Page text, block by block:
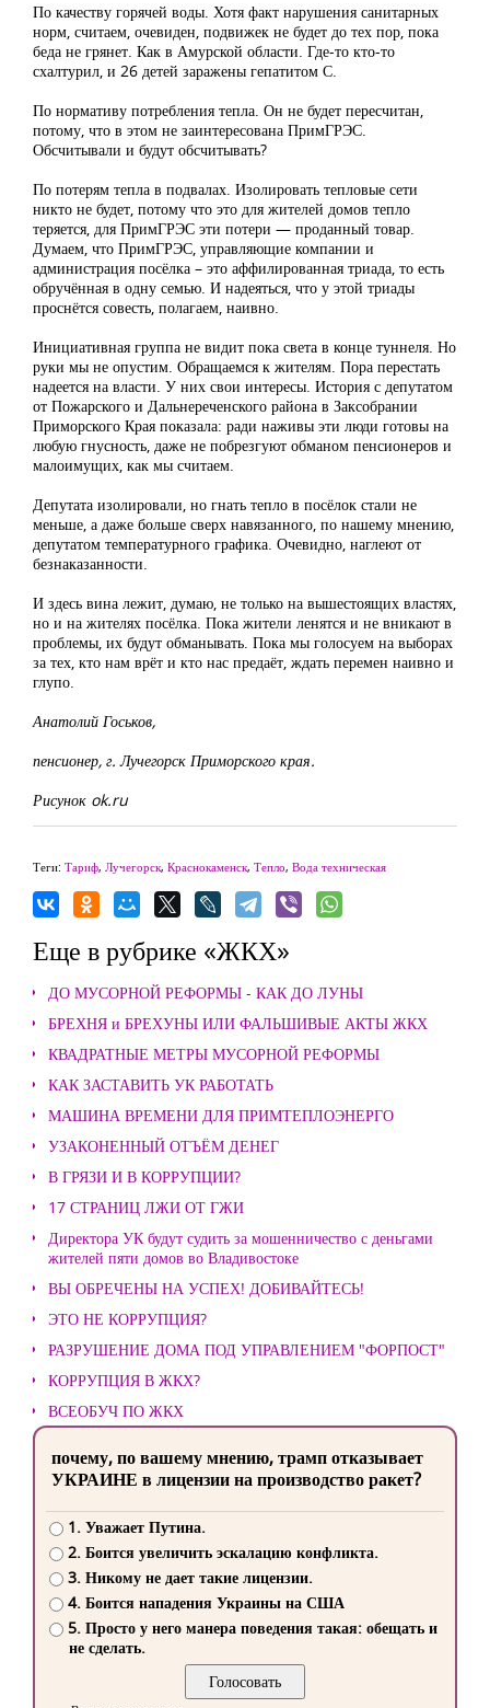
По качеству горячей воды. Хотя факт нарушения санитарных
норм, считаем, очевиден, подвижек не будет до тех пор, пока
беда не грянет. Как в Амурской области. Где-то кто-то
схалтурил, и 26 детей заражены гепатитом С.
По нормативу потребления тепла. Он не будет пересчитан,
потому, что в этом не заинтересована ПримГРЭС.
Обсчитывали и будут обсчитывать?
По потерям тепла в подвалах. Изолировать тепловые сети
никто не будет, потому что это для жителей домов тепло
теряется, для ПримГРЭС эти потери — проданный товар.
Думаем, что ПримГРЭС, управляющие компании и
администрация посёлка – это аффилированная триада, то есть
обручённая в одну семью. И надеяться, что у этой триады
проснётся совесть, полагаем, наивно.
Инициативная группа не видит пока света в конце туннеля. Но
руки мы не опустим. Обращаемся к жителям. Пора перестать
надеется на власти. У них свои интересы. История с депутатом
от Пожарского и Дальнереченского района в Заксобрании
Приморского Края показала: ради наживы эти люди готовы на
любую гнусность, даже не побрезгуют обманом пенсионеров и
малоимущих, как мы считаем.
Депутата изолировали, но гнать тепло в посёлок стали не
меньше, а даже больше сверх навязанного, по нашему мнению,
депутатом температурного графика. Очевидно, наглеют от
безнаказанности.
И здесь вина лежит, думаю, не только на вышестоящих властях,
но и на жителях посёлка. Пока жители ленятся и не вникают в
проблемы, их будут обманывать. Пока мы голосуем на выборах
за тех, кто нам врёт и кто нас предаёт, ждать перемен наивно и
глупо.
Анатолий Госьков,
пенсионер, г. Лучегорск Приморского края.
Рисунок ok.ru
Теги: Тариф, Лучегорск, Краснокаменск, Тепло, Вода техническая
Еще в рубрике «ЖКХ»
ДО МУСОРНОЙ РЕФОРМЫ - КАК ДО ЛУНЫ
БРЕХНЯ и БРЕХУНЫ ИЛИ ФАЛЬШИВЫЕ АКТЫ ЖКХ
КВАДРАТНЫЕ МЕТРЫ МУСОРНОЙ РЕФОРМЫ
КАК ЗАСТАВИТЬ УК РАБОТАТЬ
МАШИНА ВРЕМЕНИ ДЛЯ ПРИМТЕПЛОЭНЕРГО
УЗАКОНЕННЫЙ ОТЪЁМ ДЕНЕГ
В ГРЯЗИ И В КОРРУПЦИИ?
17 СТРАНИЦ ЛЖИ ОТ ГЖИ
Директора УК будут судить за мошенничество с деньгами
жителей пяти домов во Владивостоке
ВЫ ОБРЕЧЕНЫ НА УСПЕХ! ДОБИВАЙТЕСЬ!
ЭТО НЕ КОРРУПЦИЯ?
РАЗРУШЕНИЕ ДОМА ПОД УПРАВЛЕНИЕМ "ФОРПОСТ"
КОРРУПЦИЯ В ЖКХ?
ВСЕОБУЧ ПО ЖКХ
почему, по вашему мнению, трамп отказывает
УКРАИНЕ в лицензии на производство ракет?
1. Уважает Путина.
2. Боится увеличить эскалацию конфликта.
3. Никому не дает такие лицензии.
4. Боится нападения Украины на США
5. Просто у него манера поведения такая: обещать и
не сделать.